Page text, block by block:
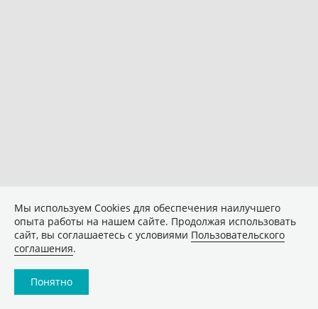
Мы используем Сookies для обеспечения наилучшего
опыта работы на нашем сайте. Продолжая использовать
сайт, вы соглашаетесь с условиями Пользовательского
соглашения.
Понятно